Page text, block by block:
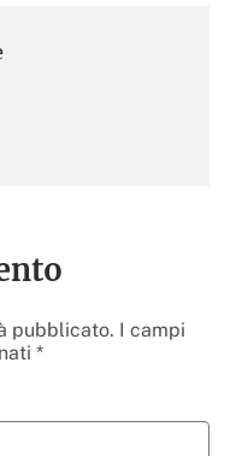
pubblicato. I campi
*